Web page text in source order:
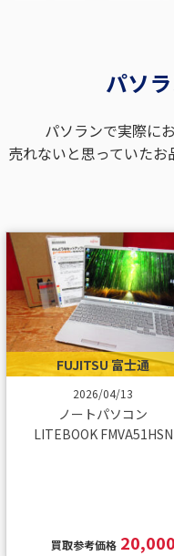
パソ
パソランで実際に
売れないと思っていた
FUJITSU 富士通
2026/04/13
ノートパソコン
LITEBOOK FMVA51HSN
買取参考価格